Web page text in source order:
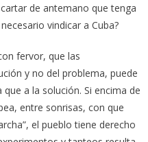
de antemano que tenga
vindicar a Cuba?
fervor, que las
y no del problema, puede
a la solución. Si encima de
entre sonrisas, con que
el pueblo tiene derecho